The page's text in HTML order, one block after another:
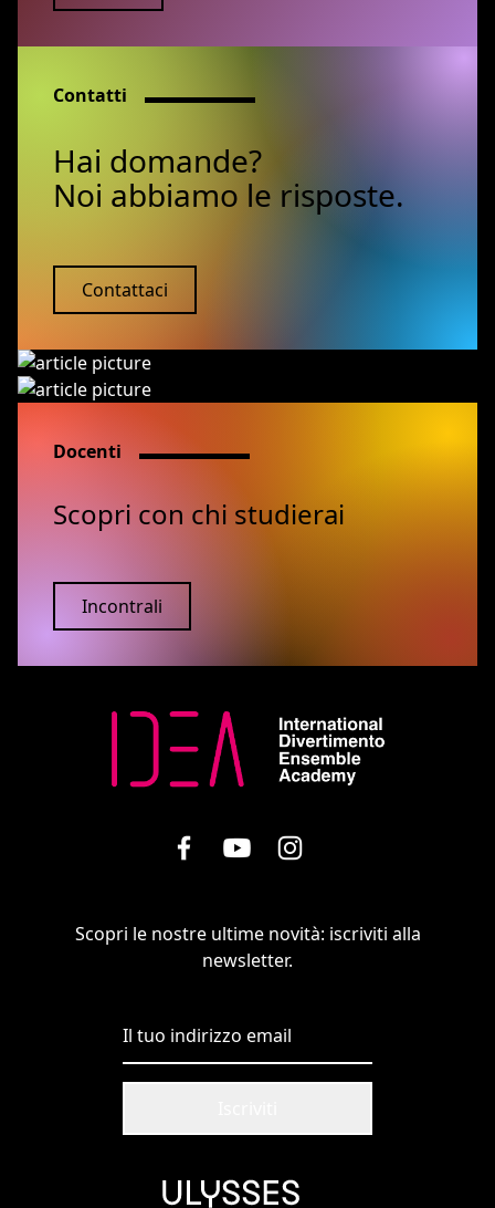
Contatti
Hai domande?
Noi abbiamo le risposte.
Contattaci
Docenti
Scopri con chi studierai
Incontrali
Scopri le nostre ultime novità: iscriviti alla
newsletter.